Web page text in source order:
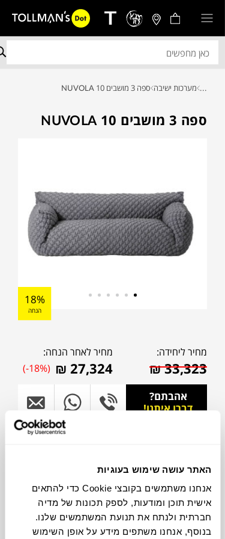
האתר עושה שימוש בעוגיות
אנחנו משתמשים בקובצי Cookie כדי להתאים
אישית תוכן ומודעות, לספק תכונות של מדיה
חברתית ולנתח את תנועת המשתמשים שלנו.
בנוסף, אנחנו משתפים מידע על אופן השימוש
... מערכות ישיבה ספה 3 מושבים NUVOLA 10
ספה 3 מושבים NUVOLA 10
18%
הנחה
מחיר ליחידה:
₪33,323
מחיר לאחר הנחה:
₪ 27,324
(-18%)
אהבתם?
דברו איתנו!
צבעים